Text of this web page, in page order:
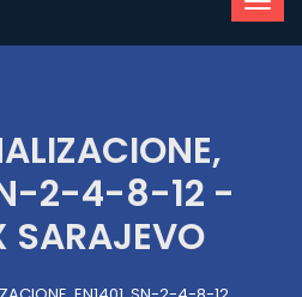
2-4-8-12 -
SARAJEVO